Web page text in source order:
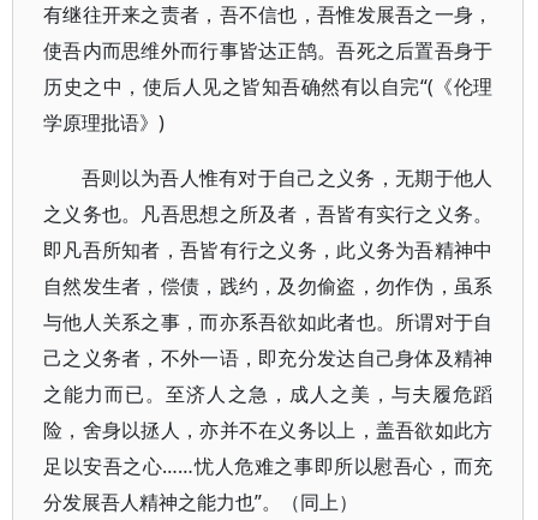
有继往开来之责者，吾不信也，吾惟发展吾之一身，
使吾内而思维外而行事皆达正鹄。吾死之后置吾身于
历史之中，使后人见之皆知吾确然有以自完“(《伦理
学原理批语》)
吾则以为吾人惟有对于自己之义务，无期于他人
之义务也。凡吾思想之所及者，吾皆有实行之义务。
即凡吾所知者，吾皆有行之义务，此义务为吾精神中
自然发生者，偿债，践约，及勿偷盗，勿作伪，虽系
与他人关系之事，而亦系吾欲如此者也。所谓对于自
己之义务者，不外一语，即充分发达自己身体及精神
之能力而已。至济人之急，成人之美，与夫履危蹈
险，舍身以拯人，亦并不在义务以上，盖吾欲如此方
足以安吾之心……忧人危难之事即所以慰吾心，而充
分发展吾人精神之能力也”。（同上）